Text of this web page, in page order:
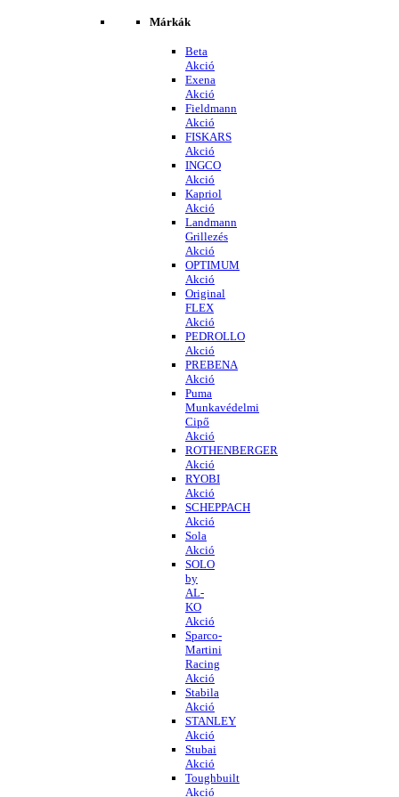
Márkák
Beta
Akció
Exena
Akció
Fieldmann
Akció
FISKARS
Akció
INGCO
Akció
Kapriol
Akció
Landmann
Grillezés
Akció
OPTIMUM
Akció
Original
FLEX
Akció
PEDROLLO
Akció
PREBENA
Akció
Puma
Munkavédelmi
Cipő
Akció
ROTHENBERGER
Akció
RYOBI
Akció
SCHEPPACH
Akció
Sola
Akció
SOLO
by
AL-
KO
Akció
Sparco-
Martini
Racing
Akció
Stabila
Akció
STANLEY
Akció
Stubai
Akció
Toughbuilt
Akció